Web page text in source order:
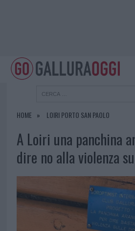
HOME LOIRI PORTO SAN PAOLO
A Loiri una panchina
dire no alla violenza